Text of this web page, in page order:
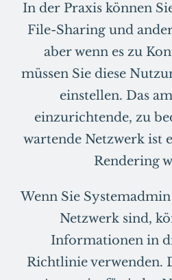
In der Praxis können
File-Sharing und
aber wenn es zu
müssen Sie diese
einstellen. Das
einzurichtende, zu
wartende Netzwerk ist
Rendering
Wenn Sie
Netzwerk sind,
Informationen in
Richtlinie verwenden.